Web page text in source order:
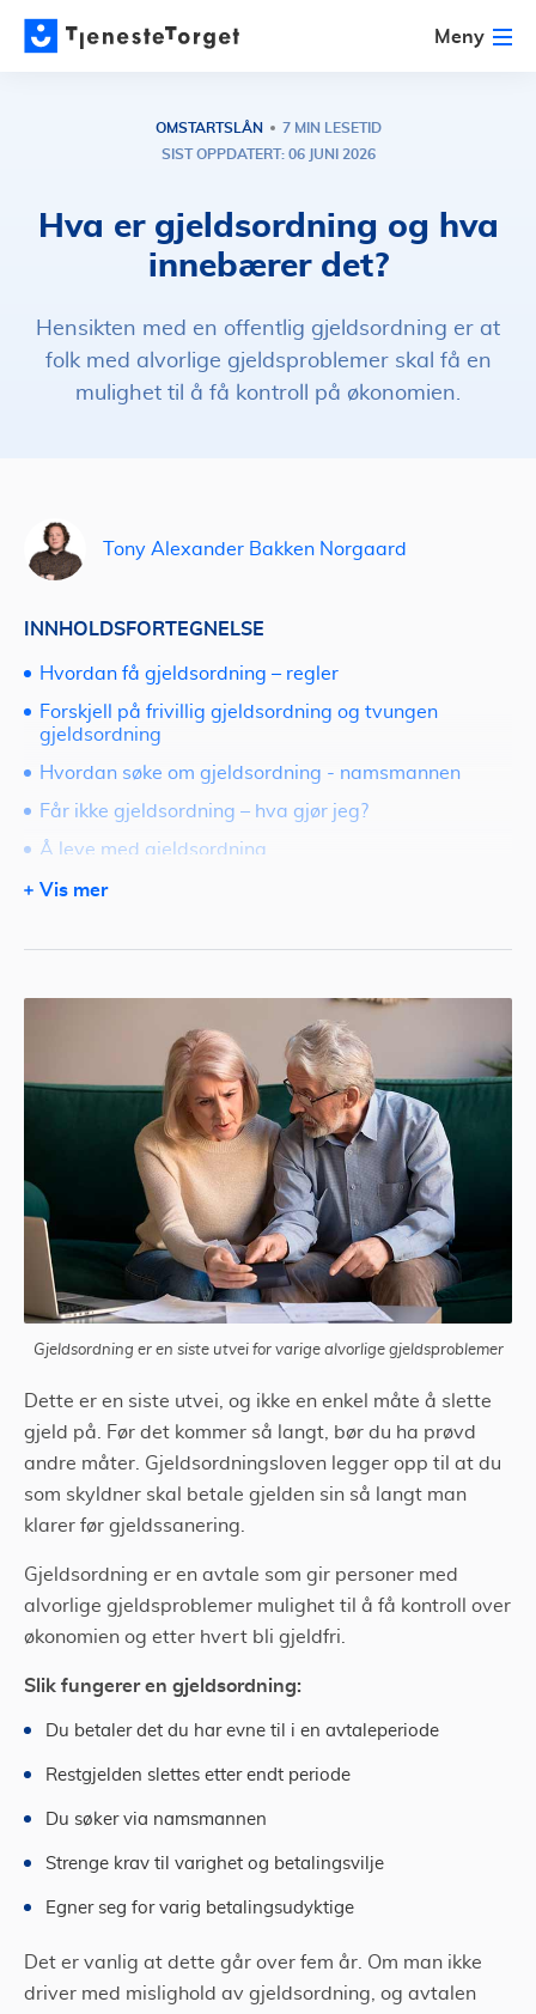
Meny
OMSTARTSLÅN
7 MIN LESETID
SIST OPPDATERT: 06 JUNI 2026
Hva er gjeldsordning og hva
innebærer det?
Hensikten med en offentlig gjeldsordning er at
folk med alvorlige gjeldsproblemer skal få en
mulighet til å få kontroll på økonomien.
Gjeldsordning er en siste utvei for varige alvorlige gjeldsproblemer
Dette er en siste utvei, og ikke en enkel måte å slette
gjeld på. Før det kommer så langt, bør du ha prøvd
andre måter. Gjeldsordningsloven legger opp til at du
som skyldner skal betale gjelden sin så langt man
klarer før gjeldssanering.
Gjeldsordning er en avtale som gir personer med
alvorlige gjeldsproblemer mulighet til å få kontroll over
økonomien og etter hvert bli gjeldfri.
Slik fungerer en gjeldsordning:
Du betaler det du har evne til i en avtaleperiode
Restgjelden slettes etter endt periode
Du søker via namsmannen
Strenge krav til varighet og betalingsvilje
Egner seg for varig betalingsudyktige
Det er vanlig at dette går over fem år. Om man ikke
driver med mislighold av gjeldsordning, og avtalen
Tony Alexander Bakken Norgaard
INNHOLDSFORTEGNELSE
Hvordan få gjeldsordning – regler
Forskjell på frivillig gjeldsordning og tvungen
gjeldsordning
Hvordan søke om gjeldsordning - namsmannen
Får ikke gjeldsordning – hva gjør jeg?
Å leve med gjeldsordning
Ferdig med gjeldsordning – hva nå?
Vis mer